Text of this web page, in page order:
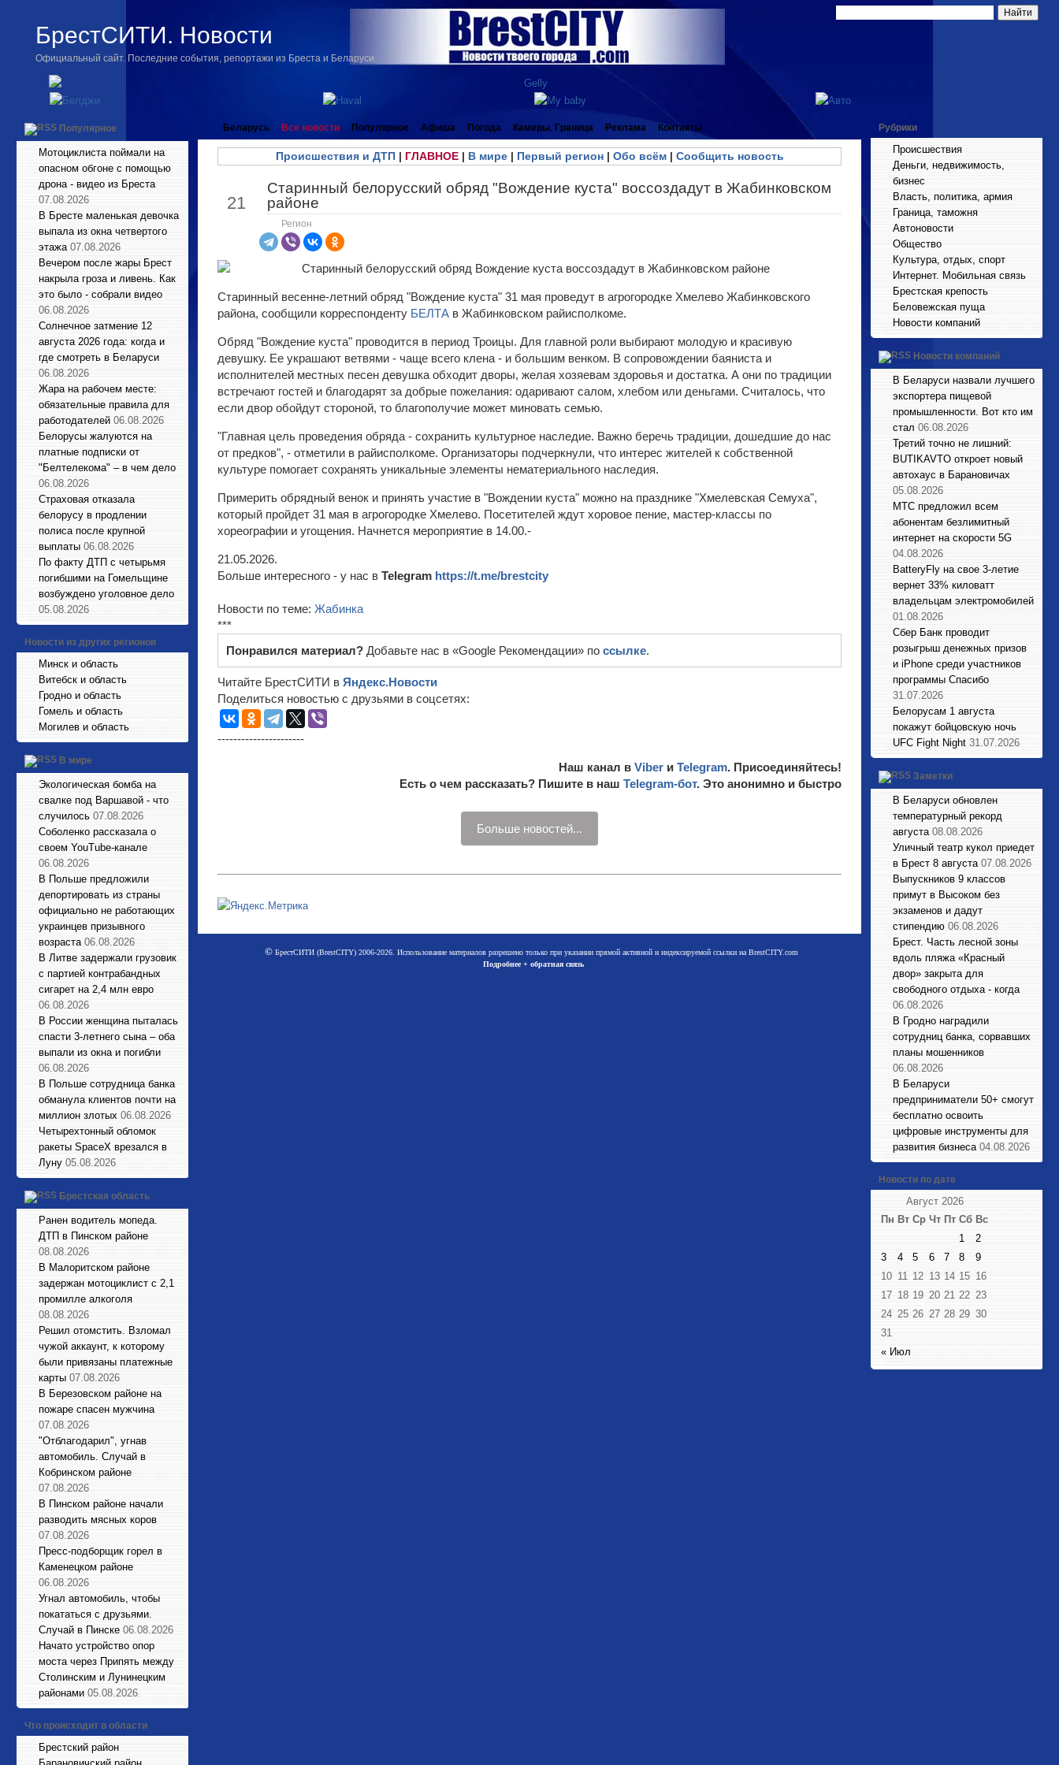
БрестСИТИ. Новости
Официальный сайт. Последние события, репортажи из Бреста и Беларуси
Популярное
Мотоциклиста поймали на
опасном обгоне с помощью
дрона - видео из Бреста
07.08.2026
В Бресте маленькая девочка
выпала из окна четвертого
этажа 07.08.2026
Вечером после жары Брест
накрыла гроза и ливень. Как
это было - собрали видео
06.08.2026
Солнечное затмение 12
августа 2026 года: когда и
где смотреть в Беларуси
06.08.2026
Жара на рабочем месте:
обязательные правила для
работодателей 06.08.2026
Белорусы жалуются на
платные подписки от
"Белтелекома" – в чем дело
06.08.2026
Страховая отказала
белорусу в продлении
полиса после крупной
выплаты 06.08.2026
По факту ДТП с четырьмя
погибшими на Гомельщине
возбуждено уголовное дело
05.08.2026
Новости из других регионов
Минск и область
Витебск и область
Гродно и область
Гомель и область
Могилев и область
В мире
Экологическая бомба на
свалке под Варшавой - что
случилось 07.08.2026
Соболенко рассказала о
своем YouTube-канале
06.08.2026
В Польше предложили
депортировать из страны
официально не работающих
украинцев призывного
возраста 06.08.2026
В Литве задержали грузовик
с партией контрабандных
сигарет на 2,4 млн евро
06.08.2026
В России женщина пыталась
спасти 3-летнего сына – оба
выпали из окна и погибли
06.08.2026
В Польше сотрудница банка
обманула клиентов почти на
миллион злотых 06.08.2026
Четырехтонный обломок
ракеты SpaceX врезался в
Луну 05.08.2026
Брестская область
Ранен водитель мопеда.
ДТП в Пинском районе
08.08.2026
В Малоритском районе
задержан мотоциклист с 2,1
промилле алкоголя
08.08.2026
Решил отомстить. Взломал
чужой аккаунт, к которому
были привязаны платежные
карты 07.08.2026
В Березовском районе на
пожаре спасен мужчина
07.08.2026
"Отблагодарил", угнав
автомобиль. Случай в
Кобринском районе
07.08.2026
В Пинском районе начали
разводить мясных коров
07.08.2026
Пресс-подборщик горел в
Каменецком районе
06.08.2026
Угнал автомобиль, чтобы
покататься с друзьями.
Случай в Пинске 06.08.2026
Начато устройство опор
моста через Припять между
Столинским и Лунинецким
районами 05.08.2026
Что происходит в области
Брестский район
Беларусь Все новости Популярное Афиша Погода Камеры. Граница Реклама Контакты
Происшествия и ДТП| ГЛАВНОЕ| В мире| Первый регион| Обо всём| Сообщить новость
21
Старинный белорусский обряд "Вождение куста" воссоздадут в Жабинковском
районе
Регион
Старинный весенне-летний обряд "Вождение куста" 31 мая проведут в агрогородке Хмелево Жабинковского
района, сообщили корреспонденту БЕЛТА в Жабинковском райисполкоме.
Обряд "Вождение куста" проводится в период Троицы. Для главной роли выбирают молодую и красивую
девушку. Ее украшают ветвями - чаще всего клена - и большим венком. В сопровождении баяниста и
исполнителей местных песен девушка обходит дворы, желая хозяевам здоровья и достатка. А они по традиции
встречают гостей и благодарят за добрые пожелания: одаривают салом, хлебом или деньгами. Считалось, что
если двор обойдут стороной, то благополучие может миновать семью.
"Главная цель проведения обряда - сохранить культурное наследие. Важно беречь традиции, дошедшие до нас
от предков", - отметили в райисполкоме. Организаторы подчеркнули, что интерес жителей к собственной
культуре помогает сохранять уникальные элементы нематериального наследия.
Примерить обрядный венок и принять участие в "Вождении куста" можно на празднике "Хмелевская Семуха",
который пройдет 31 мая в агрогородке Хмелево. Посетителей ждут хоровое пение, мастер-классы по
хореографии и угощения. Начнется мероприятие в 14.00.-
21.05.2026.
Больше интересного - у нас в Telegram https://t.me/brestcity
Новости по теме: Жабинка
***
Понравился материал? Добавьте нас в «Google Рекомендации» по ссылке.
Читайте БрестСИТИ в Яндекс.Новости
Поделиться новостью с друзьями в соцсетях:
----------------------
Наш канал в Viber и Telegram. Присоединяйтесь!
Есть о чем рассказать? Пишите в наш Telegram-бот. Это анонимно и быстро
Больше новостей...
©БрестСИТИ (BrestCITY) 2006-2026. Использование материалов разрешено только при указании прямой активной и индексируемой ссылки на BrestCITY.com
Подробнее + обратная связь
Рубрики
Происшествия
Деньги, недвижимость,
бизнес
Власть, политика, армия
Граница, таможня
Автоновости
Общество
Культура, отдых, спорт
Интернет. Мобильная связь
Брестская крепость
Беловежская пуща
Новости компаний
Новости компаний
В Беларуси назвали лучшего
экспортера пищевой
промышленности. Вот кто им
стал 06.08.2026
Третий точно не лишний:
BUTIKAVTO откроет новый
автохаус в Барановичах
05.08.2026
МТС предложил всем
абонентам безлимитный
интернет на скорости 5G
04.08.2026
BatteryFly на свое 3-летие
вернет 33% киловатт
владельцам электромобилей
01.08.2026
Сбер Банк проводит
розыгрыш денежных призов
и iPhone среди участников
программы Спасибо
31.07.2026
Белорусам 1 августа
покажут бойцовскую ночь
UFC Fight Night 31.07.2026
Заметки
В Беларуси обновлен
температурный рекорд
августа 08.08.2026
Уличный театр кукол приедет
в Брест 8 августа 07.08.2026
Выпускников 9 классов
примут в Высоком без
экзаменов и дадут
стипендию 06.08.2026
Брест. Часть лесной зоны
вдоль пляжа «Красный
двор» закрыта для
свободного отдыха - когда
06.08.2026
В Гродно наградили
сотрудниц банка, сорвавших
планы мошенников
06.08.2026
В Беларуси
предприниматели 50+ смогут
бесплатно освоить
цифровые инструменты для
развития бизнеса 04.08.2026
Новости по дате
Август 2026
Пн Вт Ср Чт Пт Сб Вс
« Июл
1
2
3
4 5 6 7 8
9
10 11 12 13 14 15 16
17 18 19 20 21 22 23
24 25 26 27 28 29 30
31